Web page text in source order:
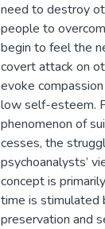
need to destroy
people to
begin to feel the
covert attack on
evoke
low self-esteem.
phenomenon of
cesses, the
psychoanalysts’
concept is
time is stimulated
preservation and